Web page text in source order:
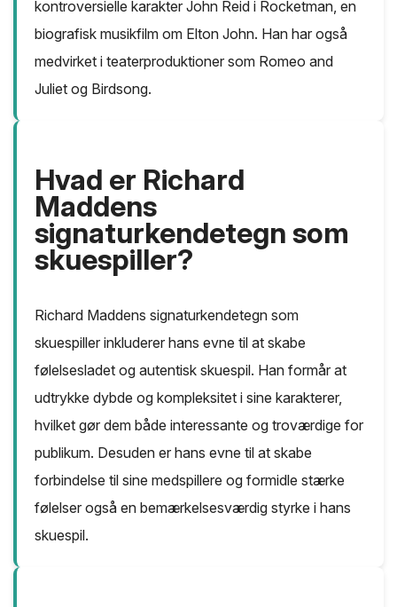
kontroversielle karakter John Reid i Rocketman, en
biografisk musikfilm om Elton John. Han har også
medvirket i teaterproduktioner som Romeo and
Juliet og Birdsong.
Hvad er Richard
Maddens
signaturkendetegn som
skuespiller?
Richard Maddens signaturkendetegn som
skuespiller inkluderer hans evne til at skabe
følelsesladet og autentisk skuespil. Han formår at
udtrykke dybde og kompleksitet i sine karakterer,
hvilket gør dem både interessante og troværdige for
publikum. Desuden er hans evne til at skabe
forbindelse til sine medspillere og formidle stærke
følelser også en bemærkelsesværdig styrke i hans
skuespil.